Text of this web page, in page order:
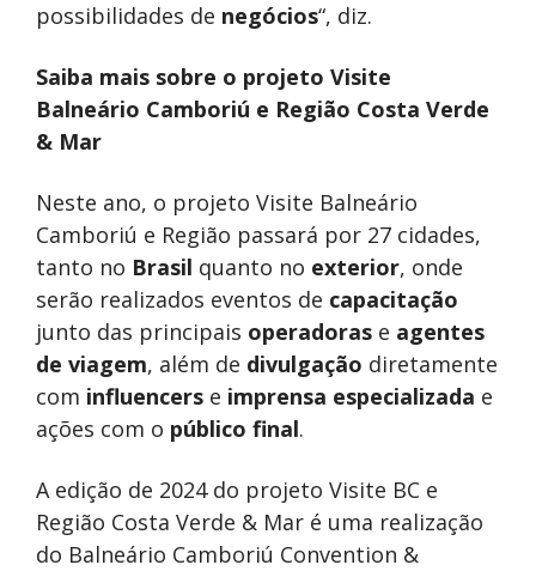
possibilidades de negócios“, diz.
Saiba mais sobre o projeto Visite
Balneário Camboriú e Região Costa Verde
& Mar
Neste ano, o projeto Visite Balneário
Camboriú e Região passará por 27 cidades,
tanto no Brasil quanto no exterior, onde
serão realizados eventos de capacitação
junto das principais operadoras e agentes
de viagem, além de divulgação diretamente
com influencers e imprensa especializada e
ações com o público final.
A edição de 2024 do projeto Visite BC e
Região Costa Verde & Mar é uma realização
do Balneário Camboriú Convention &